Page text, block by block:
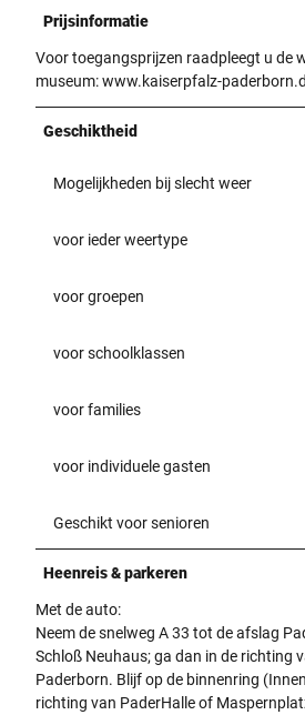
Prijsinformatie
Voor toegangsprijzen raadpleegt u de
museum: www.kaiserpfalz-
Geschiktheid
Mogelijkheden bij slecht weer
voor ieder weertype
voor groepen
voor schoolklassen
voor families
voor individuele gasten
Geschikt voor senioren
Heenreis & parkeren
Met de auto:
Neem de snelweg A 33 tot de afslag
Schloß Neuhaus; ga dan in de richting
Paderborn. Blijf op de binnenring
richting van PaderHalle of